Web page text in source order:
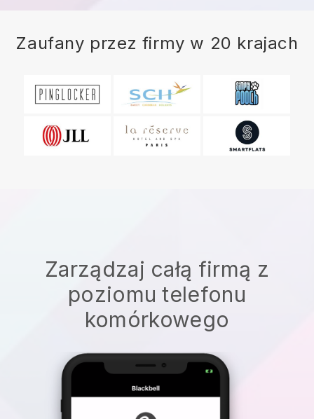
Zaufany przez firmy w 20 krajach
Zarządzaj całą firmą z
poziomu telefonu
komórkowego